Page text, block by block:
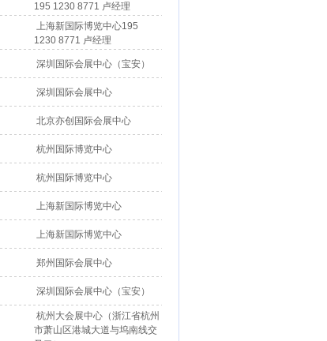
195 1230 8771 卢经理
上海新国际博览中心195
1230 8771 卢经理
深圳国际会展中心（宝安）
深圳国际会展中心
北京亦创国际会展中心
杭州国际博览中心
杭州国际博览中心
上海新国际博览中心
上海新国际博览中心
郑州国际会展中心
深圳国际会展中心（宝安）
杭州大会展中心（浙江省杭州
市萧山区港城大道与坞南线交